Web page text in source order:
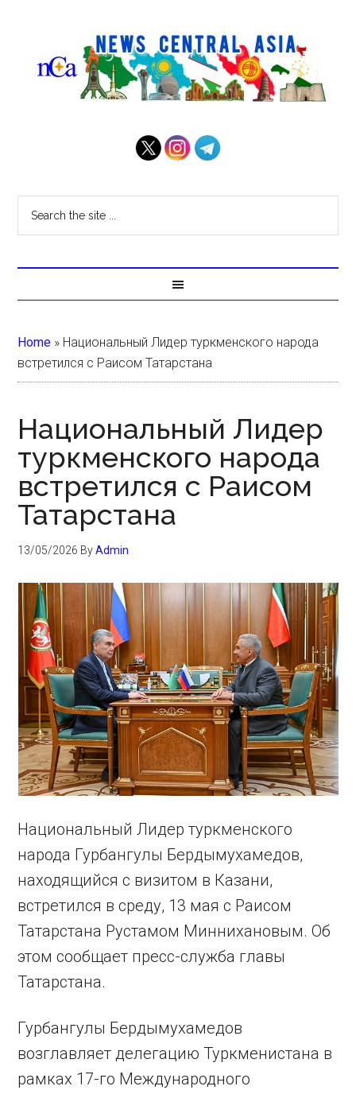
Home » Национальный Лидер туркменского народа
встретился с Раисом Татарстана
Национальный Лидер
туркменского народа
встретился с Раисом
Татарстана
13/05/2026 ByAdmin
Национальный Лидер туркменского
народа Гурбангулы Бердымухамедов,
находящийся с визитом в Казани,
встретился в среду, 13 мая с Раисом
Татарстана Рустамом Миннихановым. Об
этом сообщает пресс-служба главы
Татарстана.
Гурбангулы Бердымухамедов
возглавляет делегацию Туркменистана в
рамках 17-го Международного